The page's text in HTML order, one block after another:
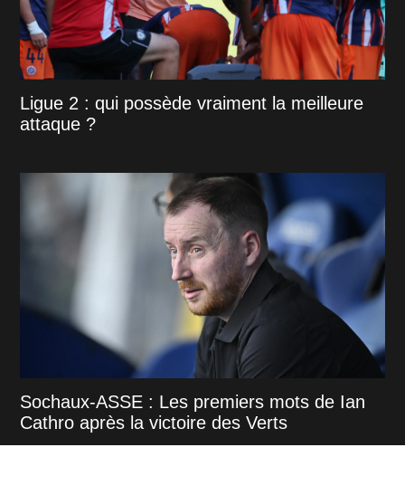
Ligue 2 : qui possède vraiment la meilleure
attaque ?
Sochaux-ASSE : Les premiers mots de Ian
Cathro après la victoire des Verts